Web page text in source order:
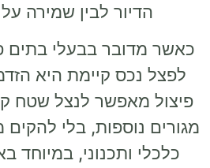
הדיור לבין שמירה
כאשר מדובר בבעלי בתים
לפצל נכס קיימת היא
פיצול מאפשר לנצל שטח
מגורים נוספות, בלי להקים
כלכלי ותכנוני, במיוחד